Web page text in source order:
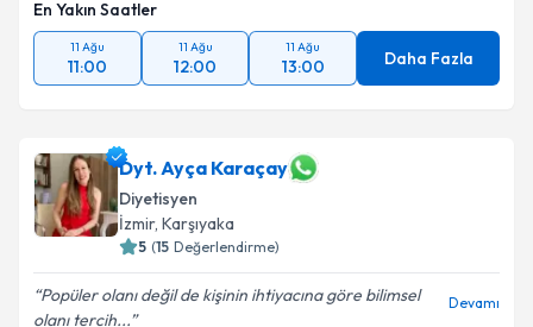
En Yakın Saatler
11 Ağu
11:00
11 Ağu
12:00
11 Ağu
13:00 Daha Fazla
Dyt. Ayça Karaçay
Diyetisyen
İzmir, Karşıyaka
5 (15 Değerlendirme)
Popüler olanı değil de kişinin ihtiyacına göre bilimsel
olanı tercih...
Devamı